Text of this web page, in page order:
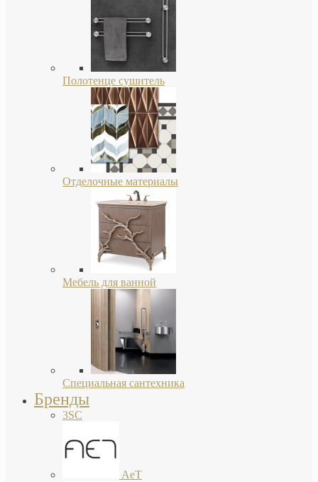
Полотенце сушитель
Отделочные материалы
Мебель для ванной
Специальная сантехника
Бренды
3SC
AeT